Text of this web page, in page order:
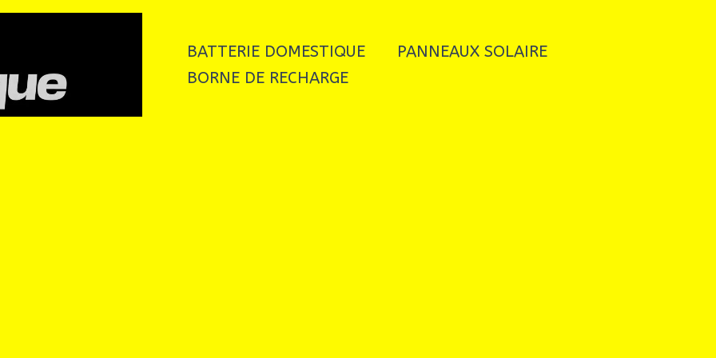
BATTERIE DOMESTIQUE
PANNEAUX SOLAIRE
BORNE DE RECHARGE